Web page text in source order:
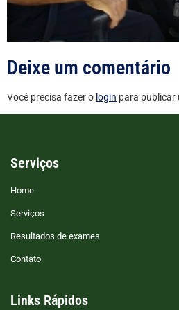
Deixe um comentário
Você precisa fazer o login para publicar
Serviços
Home
Serviços
Resultados de exames
Contato
Links Rápidos